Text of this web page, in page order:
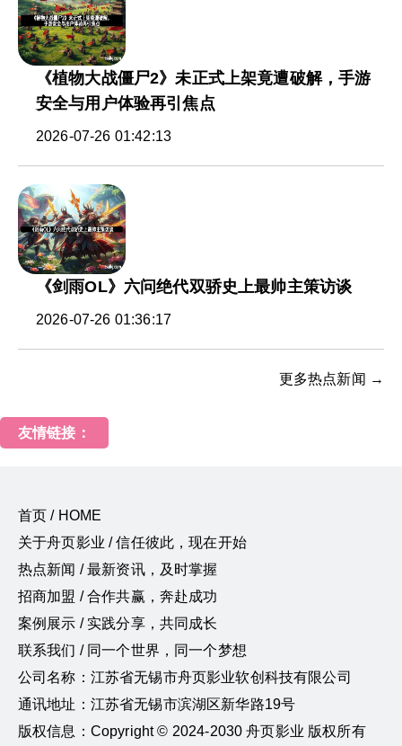
《植物大战僵尸2》未正式上架竟遭破解，手游
安全与用户体验再引焦点
2026-07-26 01:42:13
《剑雨OL》六问绝代双骄史上最帅主策访谈
2026-07-26 01:36:17
更多热点新闻 →
友情链接：
首页 / HOME
关于舟页影业 / 信任彼此，现在开始
热点新闻 / 最新资讯，及时掌握
招商加盟 / 合作共赢，奔赴成功
案例展示 / 实践分享，共同成长
联系我们 / 同一个世界，同一个梦想
公司名称：江苏省无锡市舟页影业软创科技有限公司
通讯地址：江苏省无锡市滨湖区新华路19号
版权信息：Copyright © 2024-2030 舟页影业 版权所有